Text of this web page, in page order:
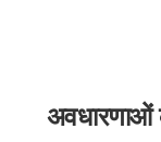
अवधारणाओं